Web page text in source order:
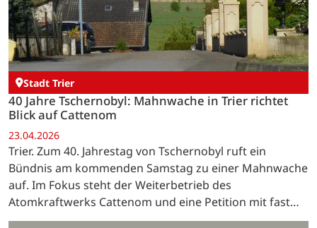
Stadt Trier
40 Jahre Tschernobyl: Mahnwache in Trier richtet
Blick auf Cattenom
23.04.2026
Trier. Zum 40. Jahrestag von Tschernobyl ruft ein
Bündnis am kommenden Samstag zu einer Mahnwache
auf. Im Fokus steht der Weiterbetrieb des
Atomkraftwerks Cattenom und eine Petition mit fast
8.000 Stimmen.